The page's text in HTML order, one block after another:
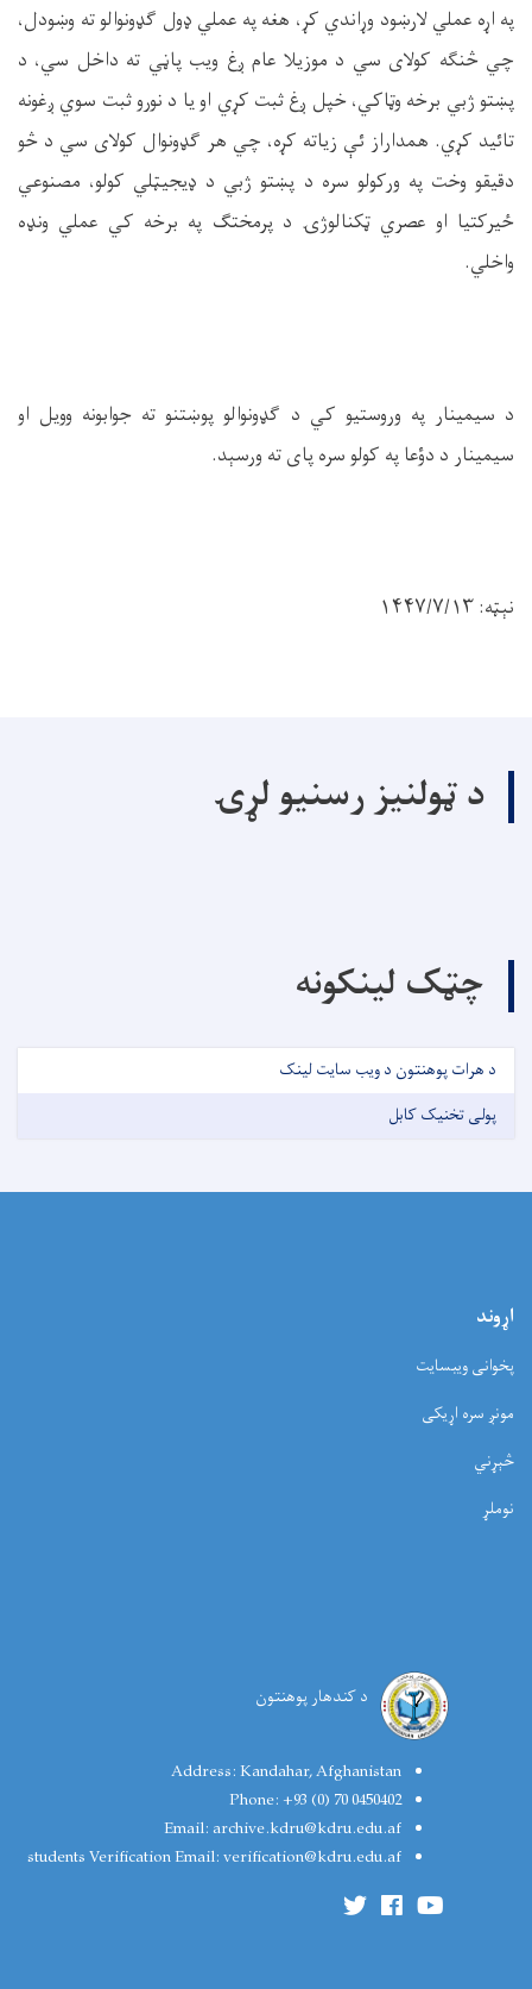
په اړه عملي لارښود وړاندي کړ، هغه په عملي ډول ګډونوالو ته وښودل،
چي څنګه کولای سي د موزیلا عام ږغ ویب پاڼي ته داخل سي، د
پښتو ژبي برخه وټاکي، خپل ږغ ثبت کړي او یا د نورو ثبت سوي ږغونه
تائید کړي. همداراز ئې زیاته کړه، چي هر ګډونوال کولای سي د څو
دقیقو وخت په ورکولو سره د پښتو ژبي د ډیجیټلي کولو، مصنوعي
ځیرکتیا او عصري ټکنالوژۍ د پرمختګ په برخه کي عملي ونډه
واخلي.
د سیمینار په وروستیو کي د ګډونوالو پوښتنو ته جوابونه وویل او
سیمینار د دؤعا په کولو سره پای ته ورسېد.
نېټه: ۱۴۴۷/۷/۱۳
د ټولنیز رسنیو لړۍ
چټک لینکونه
د هرات پوهنتون د ویب سایت لینک
پولی تخنیک کابل
اړوند
پخوانی ویبسایت
مونږ سره اړیکی
څېړني
نوملړ
د کندهار پوهنتون
Address:Kandahar, Afghanistan
Phone: +93 (0) 70 0450402
Email:archive.kdru@kdru.edu.af
students Verification Email:verification@kdru.edu.af